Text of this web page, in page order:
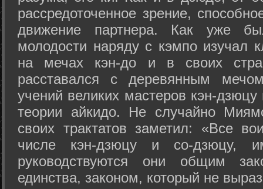
рассредоточенное зрение,
движение партнера. Как уже
молодости наряду с кэмпо изучал
на мечах кэн-до и в своих
расставался с деревянным
учений великих мастеров кэн-
теории айкидо. Не случайно
своих трактатов заметил: «Все
числе кэн-дзюцу и со-дзюцу,
руководствуются они общим
единства, законом, который не